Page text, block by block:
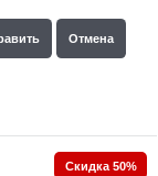
Скидка 50%